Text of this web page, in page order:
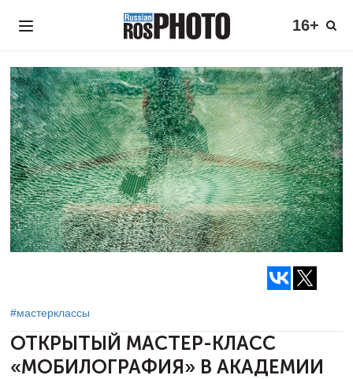
16+
#мастерклассы
ОТКРЫТЫЙ МАСТЕР-КЛАСС
«МОБИЛОГРАФИЯ» В АКАДЕМИИ